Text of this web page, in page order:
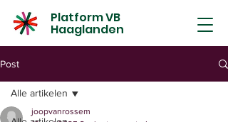
Platform VB
Haaglanden
Post
Alle artikelen
joopvanrossem